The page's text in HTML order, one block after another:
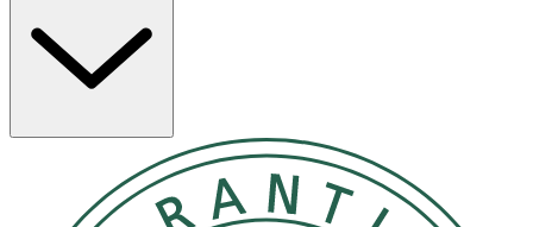
broccoliolja hjälper till att vårda håret och skydda
hårbotten. Passar kort till medellångt hår och är särskilt
användbar för uppklippta frisyrer eller för att kontrollera
· Bidrar till textur, volym och stadga